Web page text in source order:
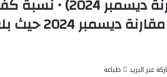
جنيه مصري (+3.2 % مقارنة
عبر البريد طباعة